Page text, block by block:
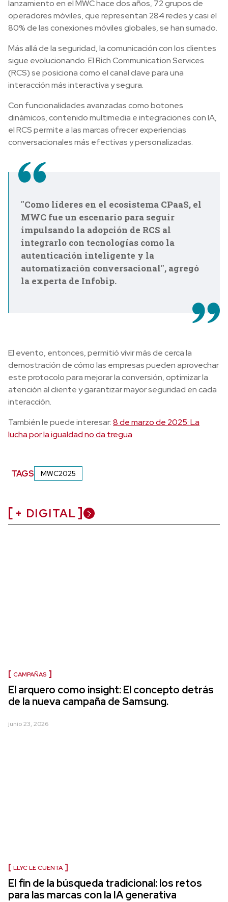
lanzamiento en el MWC hace dos años, 72 grupos de
operadores móviles, que representan 284 redes y casi el
80% de las conexiones móviles globales, se han sumado.
Más allá de la seguridad, la comunicación con los clientes
sigue evolucionando. El Rich Communication Services
(RCS) se posiciona como el canal clave para una
interacción más interactiva y segura.
Con funcionalidades avanzadas como botones
dinámicos, contenido multimedia e integraciones con IA,
el RCS permite a las marcas ofrecer experiencias
conversacionales más efectivas y personalizadas.
"Como líderes en el ecosistema CPaaS, el
MWC fue un escenario para seguir
impulsando la adopción de RCS al
integrarlo con tecnologías como la
autenticación inteligente y la
automatización conversacional", agregó
la experta de Infobip.
El evento, entonces, permitió vivir más de cerca la
demostración de cómo las empresas pueden aprovechar
este protocolo para mejorar la conversión, optimizar la
atención al cliente y garantizar mayor seguridad en cada
interacción.
También le puede interesar:8 de marzo de 2025: La
lucha por la igualdad no da tregua
TAGS MWC2025
+ DIGITAL
CAMPAÑAS
El arquero como insight: El concepto detrás
de la nueva campaña de Samsung.
junio 23, 2026
LLYC LE CUENTA
El fin de la búsqueda tradicional: los retos
para las marcas con la IA generativa